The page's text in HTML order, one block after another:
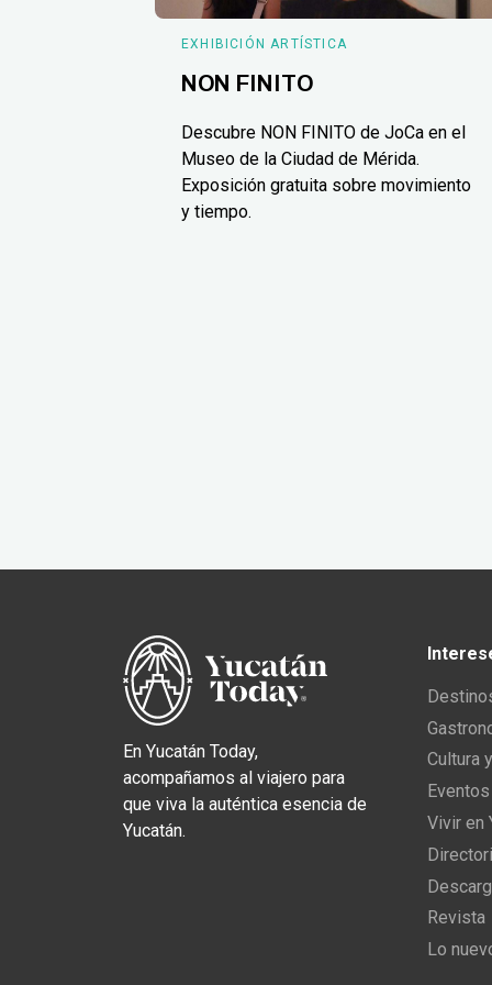
EXHIBICIÓN ARTÍSTICA
NON FINITO
Descubre NON FINITO de JoCa en el
Museo de la Ciudad de Mérida.
Exposición gratuita sobre movimiento
y tiempo.
En Yucatán Today,
acompañamos al viajero para
que viva la auténtica esencia de
Yucatán.
Cultura
Vivir en
Revista
Lo